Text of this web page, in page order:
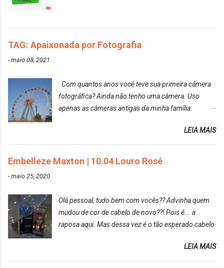
TAG: Apaixonada por Fotografia
-maio 08, 2021
Com quantos anos você teve sua primeira câmera
fotográfica? Ainda não tenho uma câmera. Uso
apenas as câmeras antigas da minha família.
diria que gosto mais de fotografar, mas comecei a
gostar bastante de ser a minha modelo. Você tem
uma boa câmera para fotografar? Ainda não tenho
uma super câmera profissional. Por enquanto, a
suas fotos? Sim. Posto aqui e pelas minhas páginas.
Tumblr, We heart it, ou instagram? Instagram. Eu
particularmente não gosto de Tumblr e nem do We
LEIA MAIS
Embelleze Maxton | 10.04 Louro Rosé
-maio 25, 2020
Olá pessoal, tudo bem com vocês?? Advinha quem
mudou de cor de cabelo de novo??! Pois é... a
raposa aqui. Mas dessa vez é o tão esperado cabelo
Louro Rosé Se vocês não acompanharam a saga do
meu cabelo colorido, vou deixar aqui embaixo, o link
LEIA MAIS